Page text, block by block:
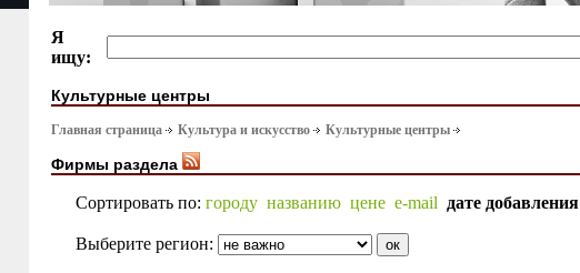
Я
ищу:
Культурные центры
Главная страница Культура и искусство Культурные центры
Фирмы раздела
Сортировать по: городу названию цене e-mail дате добавления
Выберите регион: